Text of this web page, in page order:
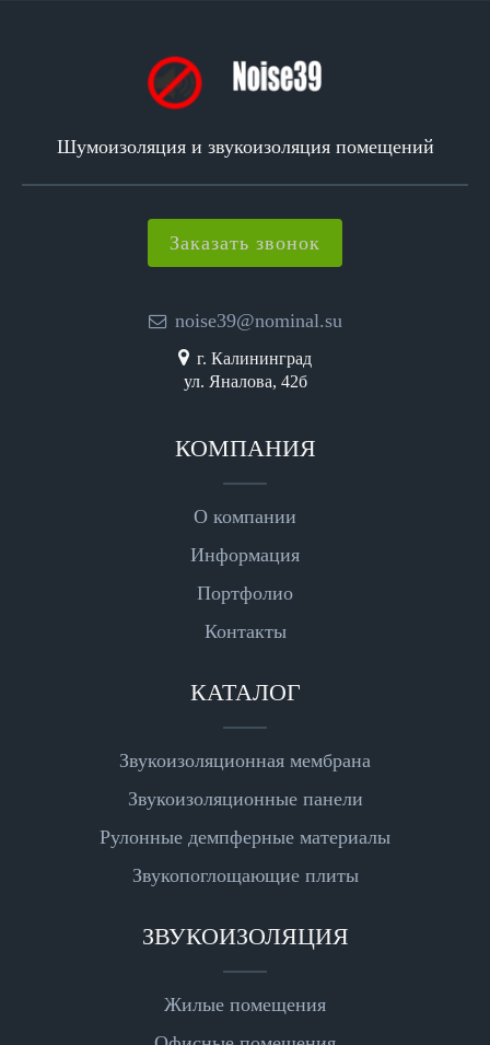
Шумоизоляция и звукоизоляция помещений
Заказать звонок
noise39@nominal.su
г. Калининград
ул. Яналова, 42б
КОМПАНИЯ
О компании
Информация
Портфолио
Контакты
КАТАЛОГ
Звукоизоляционная мембрана
Звукоизоляционные панели
Рулонные демпферные материалы
Звукопоглощающие плиты
ЗВУКОИЗОЛЯЦИЯ
Жилые помещения